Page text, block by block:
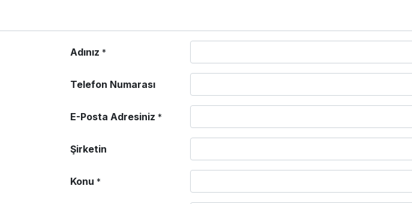
Adınız *
Telefon Numarası
E-Posta Adresiniz *
Şirketin
Konu *